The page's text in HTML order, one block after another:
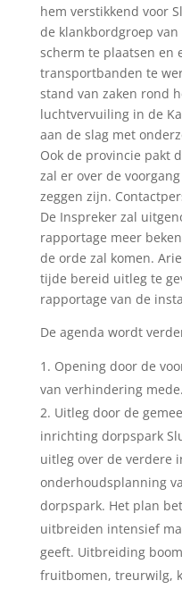
hem verstikkend voor
de klankbordgroep
scherm te plaatsen en
transportbanden te
stand van zaken rond
luchtvervuiling in de
aan de slag met
Ook de provincie pakt
zal er over de
zeggen zijn.
De Inspreker zal
rapportage meer
de orde zal komen.
tijde bereid uitleg te
rapportage van de
De agenda wordt
Opening door de
van verhindering mede.
Uitleg door de
inrichting dorpspark
uitleg over de verdere
onderhoudsplanning
dorpspark. Het plan
uitbreiden intensief
geeft. Uitbreiding
fruitbomen, treurwilg,